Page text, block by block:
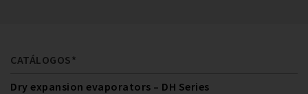
CATÁLOGOS*
Dry expansion evaporators – DH Series